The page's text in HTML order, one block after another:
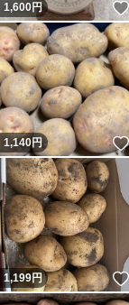
1,600円
1,140円
1,199円